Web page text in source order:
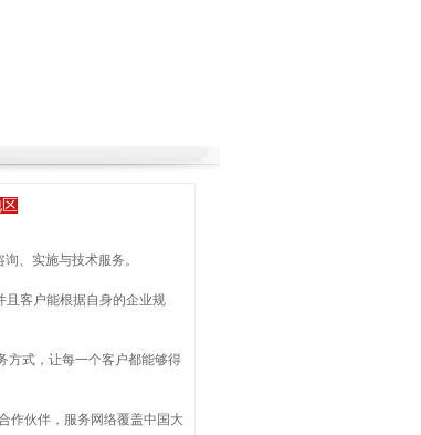
、实施与技术服务。
且客户能根据自身的企业规
方式，让每一个客户都能够得
作伙伴，服务网络覆盖中国大